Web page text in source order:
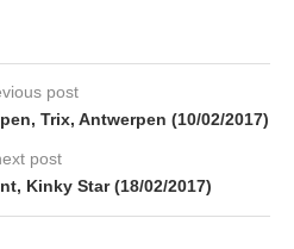
post
Trix, Antwerpen (10/02/2017)
post
Kinky Star (18/02/2017)